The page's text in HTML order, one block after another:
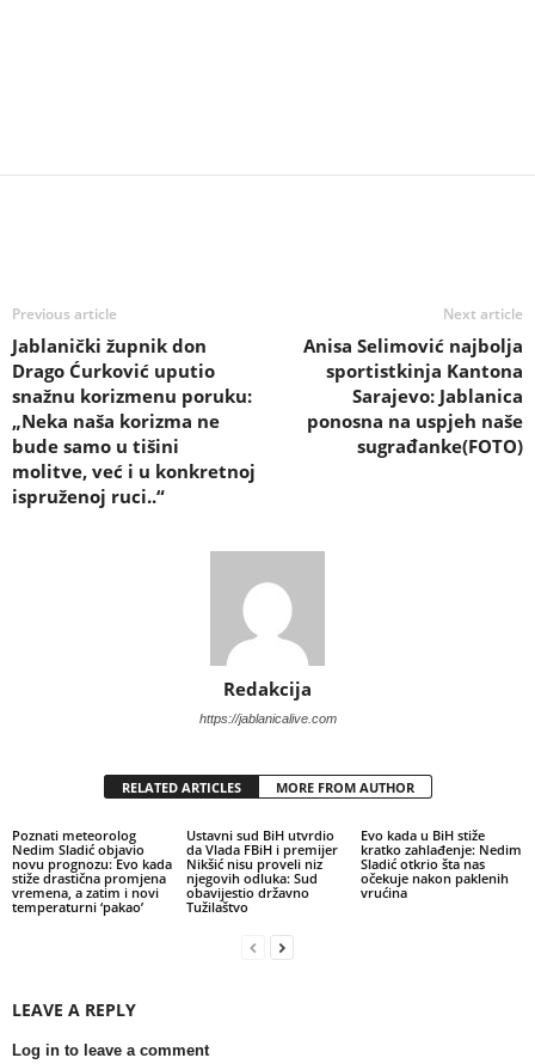
Previous article
Jablanički župnik don
Drago Ćurković uputio
snažnu korizmenu poruku:
„Neka naša korizma ne
bude samo u tišini
molitve, već i u konkretnoj
ispruženoj ruci..“
Next article
Anisa Selimović najbolja
sportistkinja Kantona
Sarajevo: Jablanica
ponosna na uspjeh naše
sugrađanke(FOTO)
Redakcija
https://jablanicalive.com
RELATED ARTICLES MORE FROM AUTHOR
Poznati meteorolog
Nedim Sladić objavio
novu prognozu: Evo kada
stiže drastična promjena
vremena, a zatim i novi
temperaturni ‘pakao’
Ustavni sud BiH utvrdio
da Vlada FBiH i premijer
Nikšić nisu proveli niz
njegovih odluka: Sud
obavijestio državno
Tužilaštvo
Evo kada u BiH stiže
kratko zahlađenje: Nedim
Sladić otkrio šta nas
očekuje nakon paklenih
vrućina
LEAVE A REPLY
Log in to leave a comment